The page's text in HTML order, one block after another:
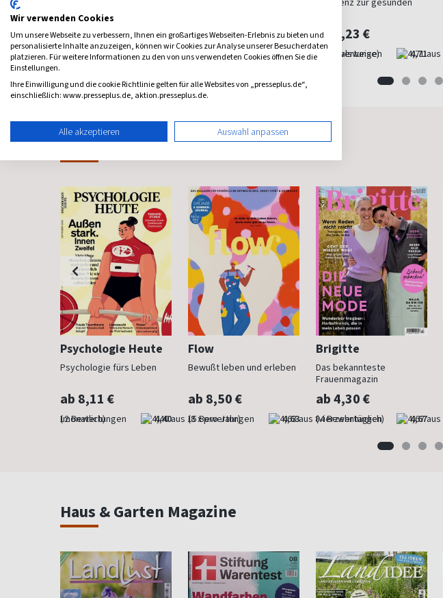
4,50
ab 4,95 €
(monatlich) 4,84
ab 8,11 €
(monatlich) 4,40
ab 5,23 €
(quartalsweise) 4,71
Frauenzeitschriften
Psychologie Heute
Psychologie fürs Leben
ab 8,11 €
(monatlich) 4,40
Flow
Bewußt leben und erleben
ab 8,50 €
(8 x pro Jahr) 4,63
Brigitte
Das bekannteste
Frauenmagazin
ab 4,30 €
(vierzehntäglich) 4,67
Haus & Garten Magazine
Wir verwenden Cookies
Um unsere Webseite zu verbessern, Ihnen ein großartiges Webseiten-Erlebnis zu bieten und
personalisierte Inhalte anzuzeigen, können wir Cookies zur Analyse unserer Besucherdaten
platzieren. Für weitere Informationen zu den von uns verwendeten Cookies öffnen Sie die
Einstellungen.
Ihre Einwilligung und die cookie Richtlinie gelten für alle Websites von „presseplus.de“,
einschließlich: www.presseplus.de, aktion.presseplus.de.
Alle akzeptieren Auswahl anpassen